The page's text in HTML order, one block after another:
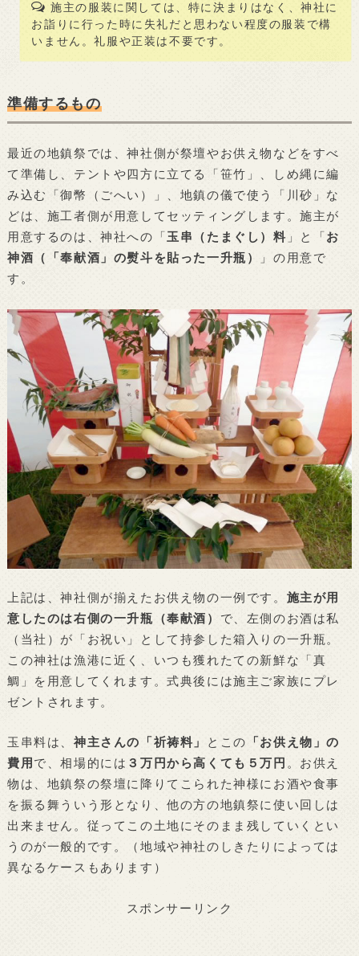
施主の服装に関しては、特に決まりはなく、神社に
お詣りに行った時に失礼だと思わない程度の服装で構
いません。礼服や正装は不要です。
準備するもの
最近の地鎮祭では、神社側が祭壇やお供え物などをすべ
て準備し、テントや四方に立てる「笹竹」、しめ縄に編
み込む「御幣（ごへい）」、地鎮の儀で使う「川砂」な
どは、施工者側が用意してセッティングします。施主が
用意するのは、神社への「玉串（たまぐし）料 」と「お
神酒（「奉献酒」の熨斗を貼った一升瓶）
」の用意で
す。
上記は、神社側が揃えたお供え物の一例です。 施主が用
意したのは右側の一升瓶（奉献酒） で、左側のお酒は私
（当社）が「お祝い」として持参した箱入りの一升瓶。
この神社は漁港に近く、いつも獲れたての新鮮な「真
鯛」を用意してくれます。式典後には施主ご家族にプレ
ゼントされます。
玉串料は、 神主さんの「祈祷料」 とこの
「お供え物」の
費用 で、相場的には ３万円から高くても５万円 。お供え
物は、地鎮祭の祭壇に降りてこられた神様にお酒や食事
を振る舞ういう形となり、他の方の地鎮祭に使い回しは
出来ません。従ってこの土地にそのまま残していくとい
うのが一般的です。（地域や神社のしきたりによっては
異なるケースもあります）
スポンサーリンク